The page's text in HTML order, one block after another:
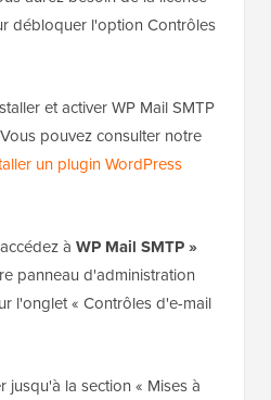
WPBeginner. Pour en
avec le plugin,
sur WP Mail SMTP.
grâce à ses contrôles
aurez besoin de la licence
débloquer l'option Contrôles
et activer WP Mail SMTP